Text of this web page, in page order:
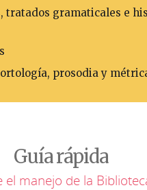
tratados gramaticales e
prosodia y
Guía rápida
el manejo de la